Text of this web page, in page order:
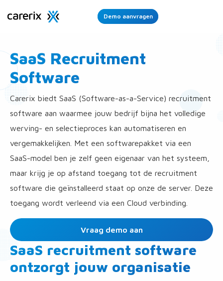
Demo aanvragen
SaaS Recruitment
Software
Carerix biedt SaaS (Software-as-a-Service) recruitment
software aan waarmee jouw bedrijf bijna het volledige
werving- en selectieproces kan automatiseren en
vergemakkelijken. Met een softwarepakket via een
SaaS-model ben je zelf geen eigenaar van het systeem,
maar krijg je op afstand toegang tot de recruitment
software die geïnstalleerd staat op onze de server. Deze
toegang wordt verleend via een Cloud verbinding.
Vraag demo aan
SaaS recruitment software
ontzorgt jouw organisatie